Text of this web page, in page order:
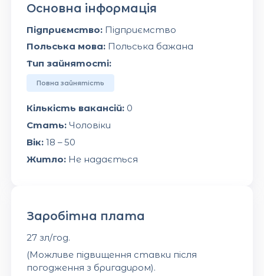
Основна інформація
Підприємство: Підприємство
Польська мова: Польська бажана
Тип зайнятості:
Повна зайнятість
Кількість вакансій: 0
Стать: Чоловіки
Вік: 18 – 50
Житло: Не надається
Заробітна плата
27 зл/год.
(Можливе підвищення ставки після
погодження з бригадиром).